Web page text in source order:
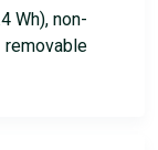
Wh), non-
removable